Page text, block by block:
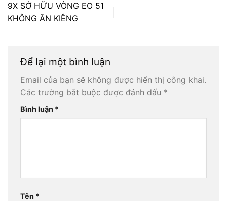
9X SỞ HỮU VÒNG EO 51
KHÔNG ĂN KIÊNG
Để lại một bình luận
Email của bạn sẽ không được hiển thị công khai.
Các trường bắt buộc được đánh dấu *
Bình luận *
Tên *